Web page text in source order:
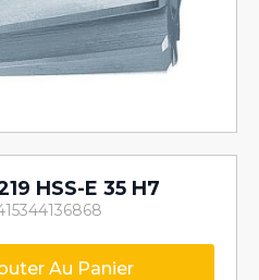
HSS-E 35 H7
Au Panier